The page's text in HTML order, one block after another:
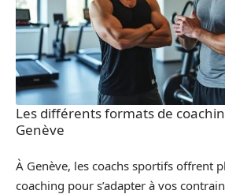
Les différents formats de
Genève
À Genève, les coachs sportifs offrent
coaching pour s’adapter à vos